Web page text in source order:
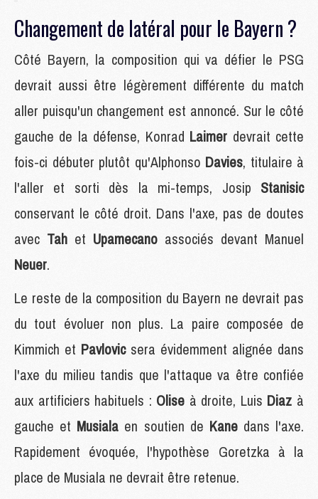
Changement de latéral pour le Bayern ?
Côté Bayern, la composition qui va défier le PSG
devrait aussi être légèrement différente du match
aller puisqu'un changement est annoncé. Sur le côté
gauche de la défense, Konrad Laimer devrait cette
fois-ci débuter plutôt qu'Alphonso Davies, titulaire à
l'aller et sorti dès la mi-temps, Josip Stanisic
conservant le côté droit. Dans l'axe, pas de doutes
avec Tah et Upamecano associés devant Manuel
Neuer.
Le reste de la composition du Bayern ne devrait pas
du tout évoluer non plus. La paire composée de
Kimmich et Pavlovic sera évidemment alignée dans
l'axe du milieu tandis que l'attaque va être confiée
aux artificiers habituels : Olise à droite, Luis Diaz à
gauche et Musiala en soutien de Kane dans l'axe.
Rapidement évoquée, l'hypothèse Goretzka à la
place de Musiala ne devrait être retenue.